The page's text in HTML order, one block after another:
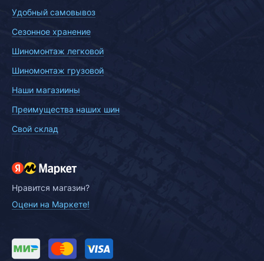
Удобный самовывоз
Сезонное хранение
Шиномонтаж легковой
Шиномонтаж грузовой
Наши магазиины
Преимущества наших шин
Свой склад
Нравится магазин?
Оцени на Маркете!